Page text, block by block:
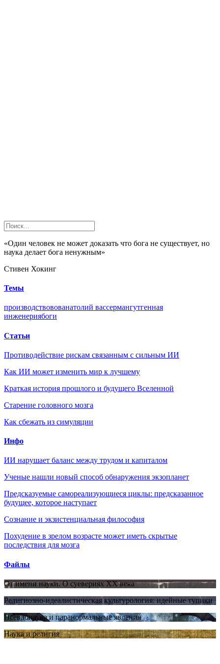
«Один человек не может доказать что бога не существует, но
наука делает бога ненужным»
Стивен Хокинг
Темы
производствовованатолий вассермангутгенная
инженериябоги
Статьи
Противодействие рискам связанным с сильным ИИ
Как ИИ может изменить мир к лучшему
Краткая история прошлого и будущего Вселенной
Старение головного мозга
Как сбежать из симуляции
Инфо
ИИ нарушает баланс между трудом и капиталом
Ученые нашли новый способ обнаружения экзопланет
Предсказуемые самореализующиеся циклы: предсказанное
будущее, которое наступает
Сознание и экзистенциальная философия
Похудение в зрелом возрасте может иметь скрытые
последствия для мозга
Файлы
От имени науки. О суевериях XX века
Религиозно-идеалистическая культурология: идейные тупики
Псевдонаука и паранормальные явления
Наука и религия